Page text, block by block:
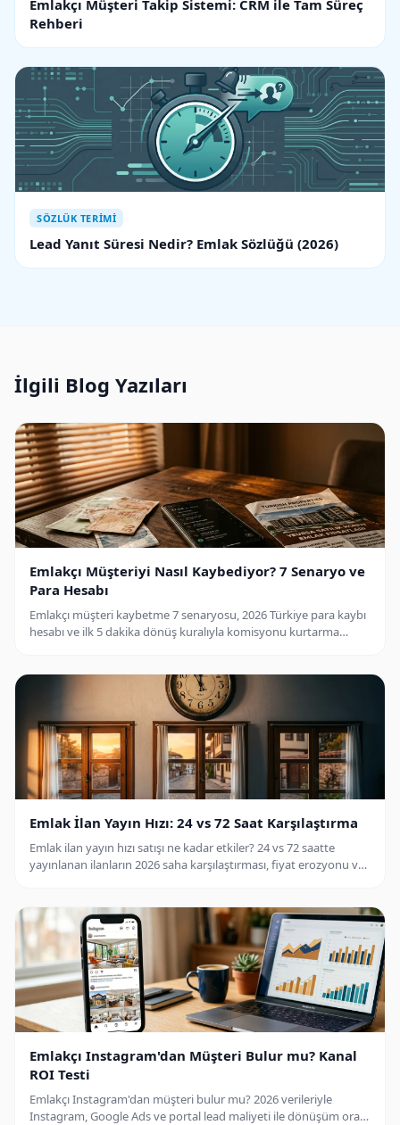
Emlakçı Müşteri Takip Sistemi: CRM ile Tam Süreç
Rehberi
SÖZLÜK TERIMI
Lead Yanıt Süresi Nedir? Emlak Sözlüğü (2026)
İlgili Blog Yazıları
Emlakçı Müşteriyi Nasıl Kaybediyor? 7 Senaryo ve
Para Hesabı
Emlakçı müşteri kaybetme 7 senaryosu, 2026 Türkiye para kaybı
hesabı ve ilk 5 dakika dönüş kuralıyla komisyonu kurtarma
Emlak İlan Yayın Hızı: 24 vs 72 Saat Karşılaştırma
Emlak ilan yayın hızı satışı ne kadar etkiler? 24 vs 72 saatte
yayınlanan ilanların 2026 saha karşılaştırması, fiyat erozyonu ve
Emlakçı Instagram'dan Müşteri Bulur mu? Kanal
ROI Testi
Emlakçı Instagram'dan müşteri bulur mu? 2026 verileriyle
Instagram, Google Ads ve portal lead maliyeti ile dönüşüm oranı